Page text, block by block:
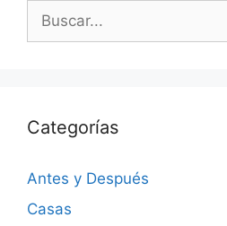
Categorías
Antes y Después
Casas